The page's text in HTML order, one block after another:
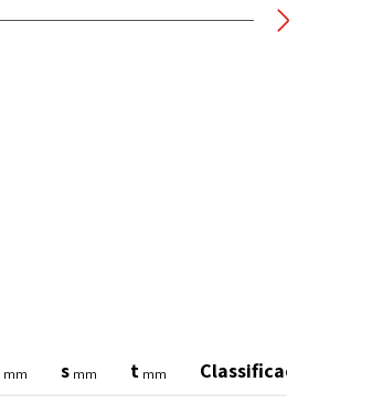
mm s mm t mm
Classificação de